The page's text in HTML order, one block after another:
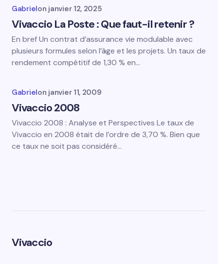
Gabrielon janvier 12, 2025
Vivaccio La Poste : Que faut-il retenir ?
En bref Un contrat d’assurance vie modulable avec
plusieurs formules selon l’âge et les projets. Un taux de
rendement compétitif de 1,30 % en…
Gabrielon janvier 11, 2009
Vivaccio 2008
Vivaccio 2008 : Analyse et Perspectives Le taux de
Vivaccio en 2008 était de l’ordre de 3,70 %. Bien que
ce taux ne soit pas considéré…
Vivaccio